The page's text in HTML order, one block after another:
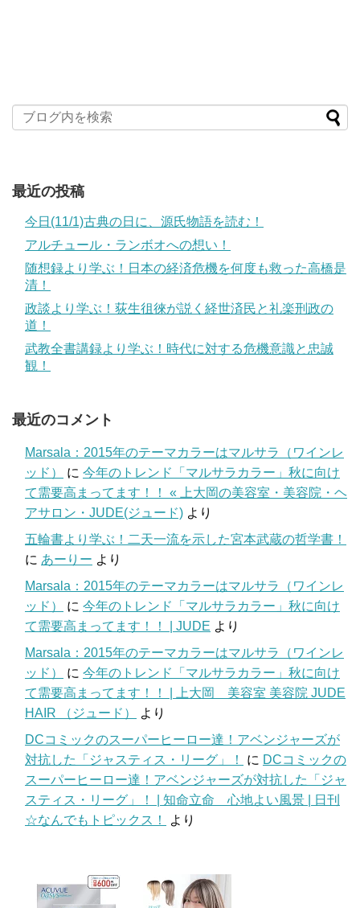
最近の投稿
今日(11/1)古典の日に、源氏物語を読む！
アルチュール・ランボオへの想い！
随想録より学ぶ！日本の経済危機を何度も救った高橋是
清！
政談より学ぶ！荻生徂徠が説く経世済民と礼楽刑政の
道！
武教全書講録より学ぶ！時代に対する危機意識と忠誠
観！
最近のコメント
Marsala：2015年のテーマカラーはマルサラ（ワインレ
ッド）
に 今年のトレンド「マルサラカラー」秋に向け
て需要高まってます！！ « 上大岡の美容室・美容院・ヘ
アサロン・JUDE(ジュード) より
五輪書より学ぶ！二天一流を示した宮本武蔵の哲学書！
に あーりー より
Marsala：2015年のテーマカラーはマルサラ（ワインレ
ッド）
に 今年のトレンド「マルサラカラー」秋に向け
て需要高まってます！！ | JUDE より
Marsala：2015年のテーマカラーはマルサラ（ワインレ
ッド）
に 今年のトレンド「マルサラカラー」秋に向け
て需要高まってます！！ | 上大岡 美容室 美容院 JUDE
HAIR （ジュード）
より
DCコミックのスーパーヒーロー達！アベンジャーズが
対抗した「ジャスティス・リーグ」！
に DCコミックの
スーパーヒーロー達！アベンジャーズが対抗した「ジャ
スティス・リーグ」！ | 知命立命 心地よい風景 | 日刊
☆なんでもトピックス！
より